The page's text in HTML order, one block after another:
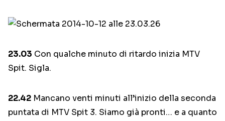
23.03 Con qualche minuto di ritardo inizia MTV
Spit. Sigla.
22.42 Mancano venti minuti all’inizio della seconda
puntata di MTV Spit 3. Siamo già pronti… e a quanto